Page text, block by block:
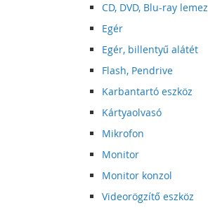
CD, DVD, Blu-ray lemez
Egér
Egér, billentyű alátét
Flash, Pendrive
Karbantartó eszköz
Kártyaolvasó
Mikrofon
Monitor
Monitor konzol
Videorögzítő eszköz